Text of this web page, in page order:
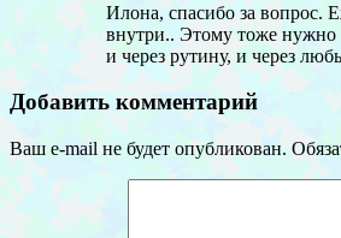
Илона, спасибо за вопрос.
внутри.. Этому тоже нужно
и через рутину, и через
Добавить комментарий
Ваш e-mail не будет опубликован.